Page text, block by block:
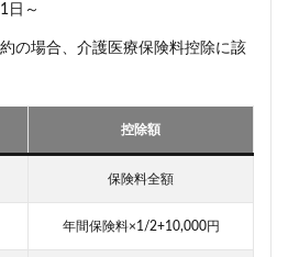
日～
の場合、介護医療保険料控除に該
控除額
保険料全額
年間保険料×1/2+10,000円